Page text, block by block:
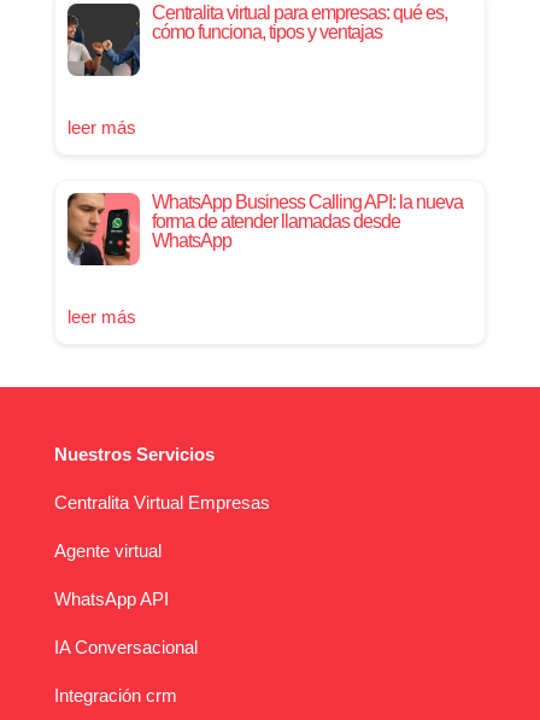
Centralita virtual para empresas: qué es,
cómo funciona, tipos y ventajas
leer más
WhatsApp Business Calling API: la nueva
forma de atender llamadas desde
WhatsApp
leer más
Nuestros Servicios
Centralita Virtual Empresas
Agente virtual
WhatsApp API
IA Conversacional
Integración crm